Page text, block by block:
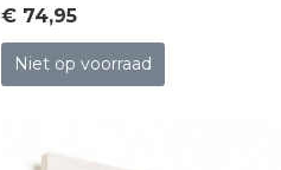
€ 74,95
Niet op voorraad